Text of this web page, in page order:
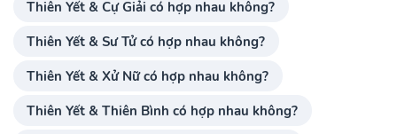
Thiên Yết & Cự Giải có hợp nhau không?
Thiên Yết & Sư Tử có hợp nhau không?
Thiên Yết & Xử Nữ có hợp nhau không?
Thiên Yết & Thiên Bình có hợp nhau không?